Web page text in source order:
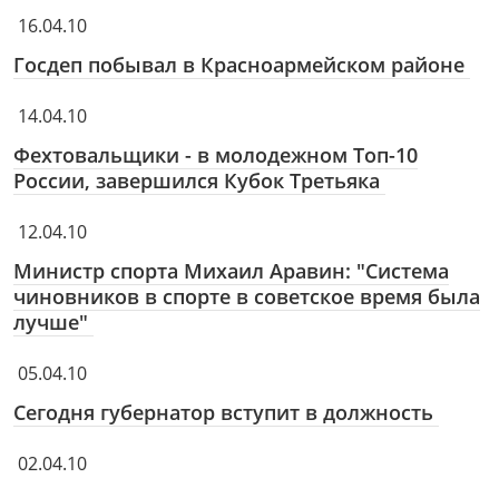
16.04.10
Госдеп побывал в Красноармейском районе
14.04.10
Фехтовальщики - в молодежном Топ-10
России, завершился Кубок Третьяка
12.04.10
Министр спорта Михаил Аравин: "Система
чиновников в спорте в советское время была
лучше"
05.04.10
Сегодня губернатор вступит в должность
02.04.10